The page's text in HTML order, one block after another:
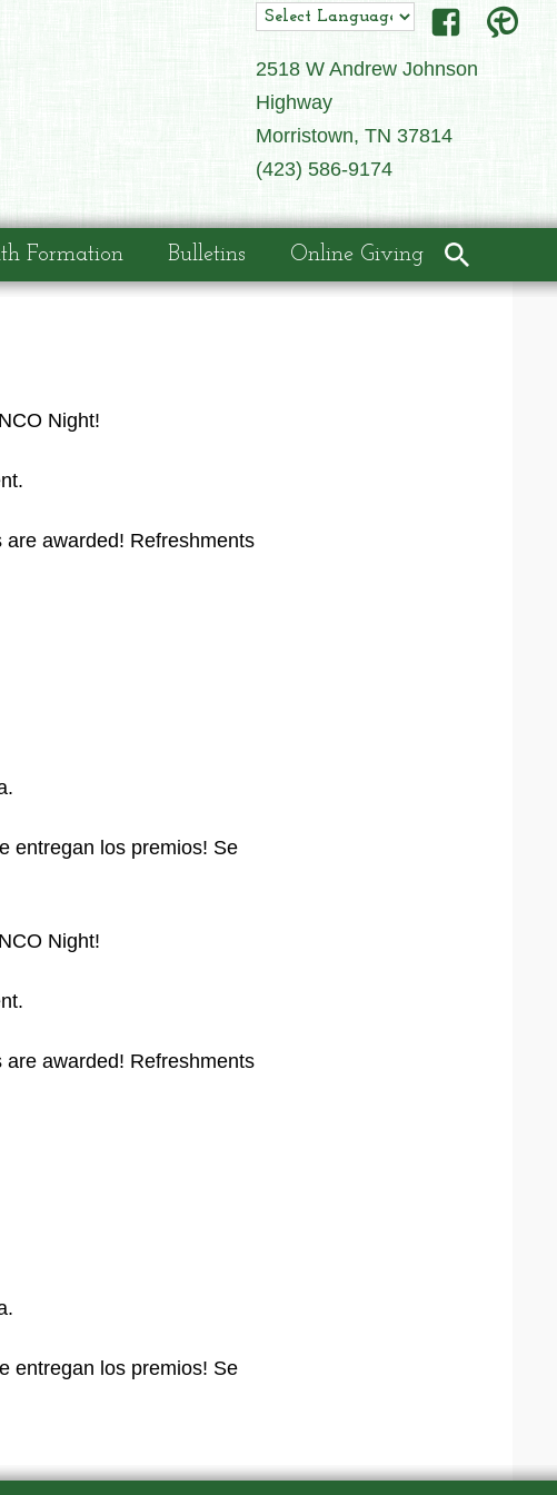
2518 W Andrew Johnson
Highway
Morristown, TN 37814
(423) 586-9174
Formation Bulletins Online Giving
Night!
awarded! Refreshments
entregan los premios! Se
Night!
awarded! Refreshments
entregan los premios! Se